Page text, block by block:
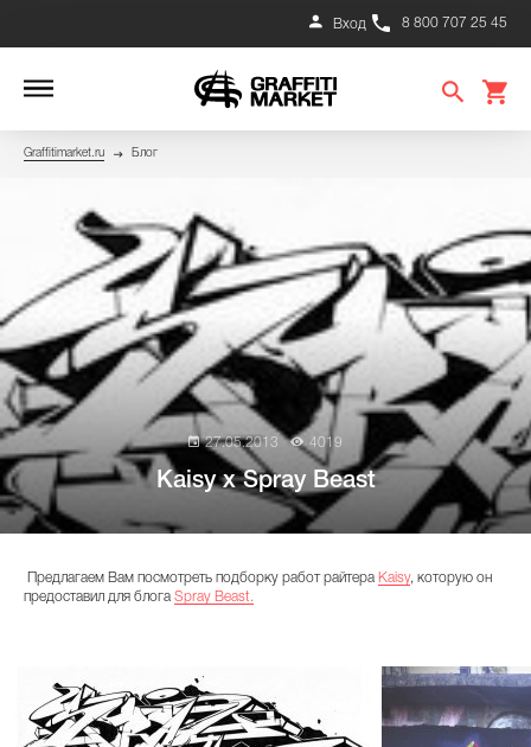
8 800 707 25 45
Вход
Graffitimarket.ru Блог
27.05.2013 4019
Kaisy x Spray Beast
Предлагаем Вам посмотреть подборку работ райтера Kaisy, которую он
предоставил для блога Spray Beast.